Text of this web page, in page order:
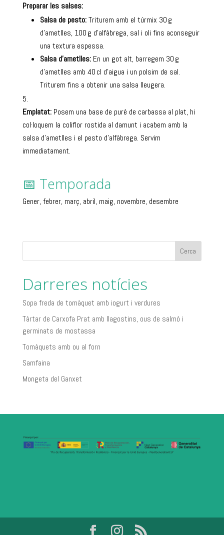
Preparar les salses:
Salsa de pesto:Triturem amb el túrmix 30 g
d’ametlles, 100 g d’alfàbrega, sal i oli fins aconseguir
una textura espessa.
Salsa d’ametlles:En un got alt, barregem 30 g
d’ametlles amb 40 cl d’aigua i un polsim de sal.
Triturem fins a obtenir una salsa lleugera.
Emplatat:Posem una base de puré de carbassa al plat, hi
col·loquem la coliflor rostida al damunt i acabem amb la
salsa d’ametlles i el pesto d’alfàbrega. Servim
immediatament.
📅 Temporada
Gener, febrer, març, abril, maig, novembre, desembre
Cerca
Darreres notícies
Sopa freda de tomàquet amb iogurt i verdures
Tàrtar de Carxofa Prat amb llagostins, ous de salmó i
germinats de mostassa
Tomàquets amb ou al forn
Samfaina
Mongeta del Ganxet